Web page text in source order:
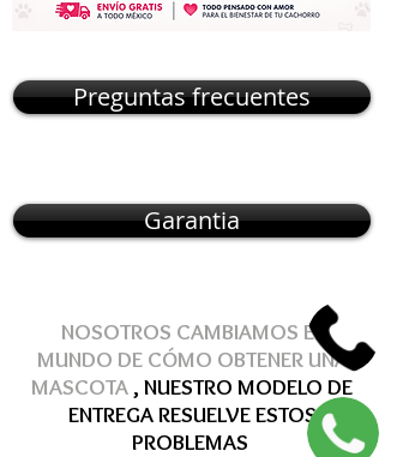
Preguntas frecuentes
Garantia
NOSOTROS CAMBIAMOS EL
MUNDO DE CÓMO OBTENERUNA
MASCOTA , NUESTRO MODELO DE
ENTREGARESUELVEESTOS
PROBLEMAS